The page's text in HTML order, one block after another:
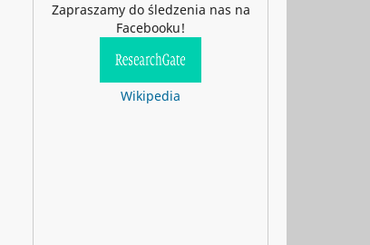
Zapraszamy do śledzenia nas na
Facebooku!
Wikipedia